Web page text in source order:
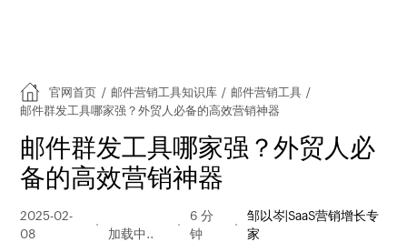
官网首页 / 邮件营销工具知识库 / 邮件营销工具 /
邮件群发工具哪家强？外贸人必备的高效营销神器
邮件群发工具哪家强？外贸人必
备的高效营销神器
2025-02-
08
量
6 分
钟
邹以岑|SaaS营销增长专
家